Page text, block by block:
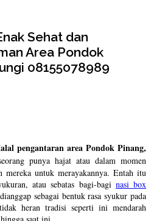
Sehat dan
Area Pondok
08155078989
pengantaran area Pondok Pinang,
punya hajat atau dalam momen
mereka untuk merayakannya. Entah itu
atau sebatas bagi-bagi nasi box
sebagai bentuk rasa syukur pada
heran tradisi seperti ini mendarah